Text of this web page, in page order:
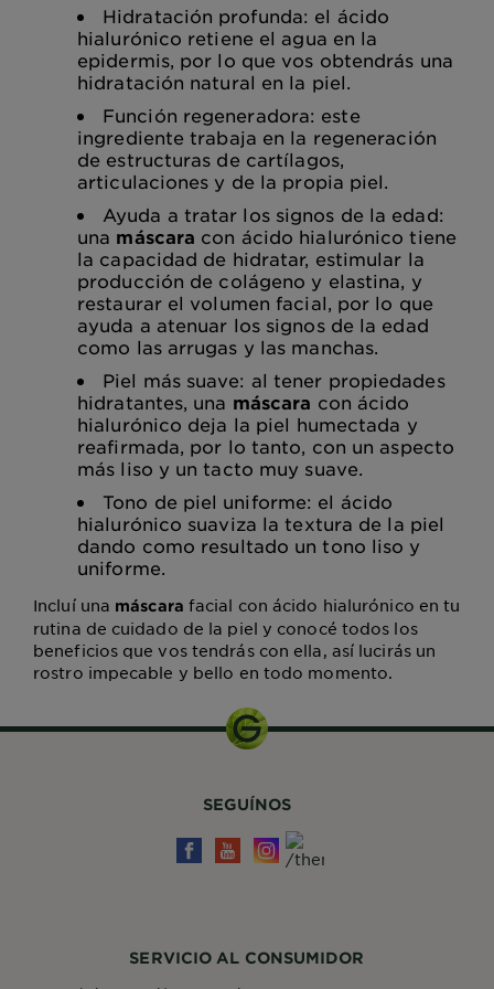
Hidratación profunda: el ácido
hialurónico retiene el agua en la
epidermis, por lo que vos obtendrás una
hidratación natural en la piel.
Función regeneradora: este
ingrediente trabaja en la regeneración
de estructuras de cartílagos,
articulaciones y de la propia piel.
Ayuda a tratar los signos de la edad:
una máscara con ácido hialurónico tiene
la capacidad de hidratar, estimular la
producción de colágeno y elastina, y
restaurar el volumen facial, por lo que
ayuda a atenuar los signos de la edad
como las arrugas y las manchas.
Piel más suave: al tener propiedades
hidratantes, una máscara con ácido
hialurónico deja la piel humectada y
reafirmada, por lo tanto, con un aspecto
más liso y un tacto muy suave.
Tono de piel uniforme: el ácido
hialurónico suaviza la textura de la piel
dando como resultado un tono liso y
uniforme.
Incluí una máscara facial con ácido hialurónico en tu
rutina de cuidado de la piel y conocé todos los
beneficios que vos tendrás con ella, así lucirás un
rostro impecable y bello en todo momento.
SERVICIO AL CONSUMIDOR
SEGUÍNOS